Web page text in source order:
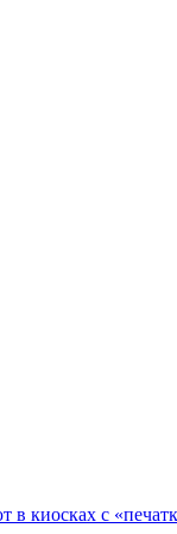
киосках с